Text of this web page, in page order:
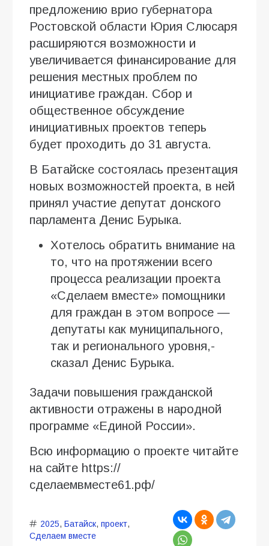
предложению врио губернатора
Ростовской области Юрия Слюсаря
расширяются возможности и
увеличивается финансирование для
решения местных проблем по
инициативе граждан. Сбор и
общественное обсуждение
инициативных проектов теперь
будет проходить до 31 августа.
В Батайске состоялась презентация
новых возможностей проекта, в ней
принял участие депутат донского
парламента Денис Бурыка.
Хотелось обратить внимание на
то, что на протяжении всего
процесса реализации проекта
«Сделаем вместе» помощники
для граждан в этом вопросе —
депутаты как муниципального,
так и регионального уровня,-
сказал Денис Бурыка.
Задачи повышения гражданской
активности отражены в народной
программе «Единой России».
Всю информацию о проекте читайте
на сайте https://
сделаемвместе61.рф/
2025, Батайск, проект,
Сделаем вместе